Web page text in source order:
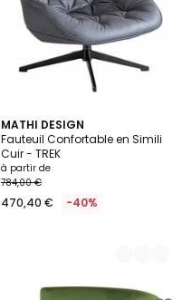
MATHI DESIGN
Fauteuil Confortable en Simili
Cuir - TREK
à partir de
784,00 €
470,40 € -40%
3
Couleurs